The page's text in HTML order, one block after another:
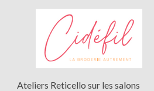
Ateliers Reticello sur les salons